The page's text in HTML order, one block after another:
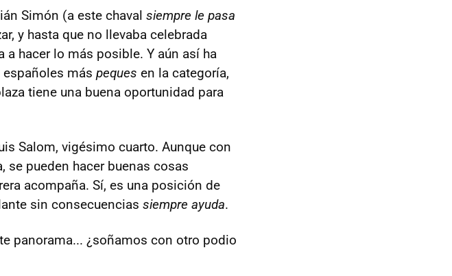
Simón (a este chaval siempre le pasa
y hasta que no llevaba celebrada
hacer lo más posible. Y aún así ha
más peques en la categoría,
tiene una buena oportunidad para
Salom, vigésimo cuarto. Aunque con
se pueden hacer buenas cosas
acompaña. Sí, es una posición de
sin consecuencias siempre ayuda.
panorama... ¿soñamos con otro podio